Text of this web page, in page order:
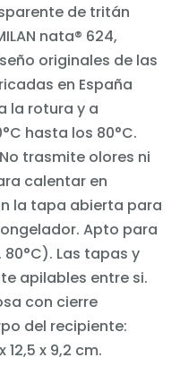
de tritán
nata® 624,
originales de las
en España
la rotura y a
hasta los 80°C.
trasmite olores ni
calentar en
la tapa abierta para
Apto para
Las tapas y
apilables entre si.
con cierre
del recipiente:
x 9,2 cm.